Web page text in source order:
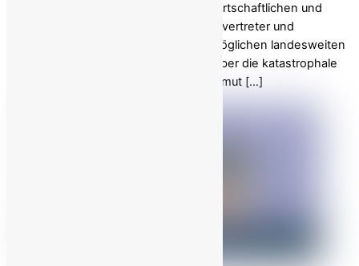
Angesichts der sich verschärfenden wirtschaftlichen und
sozialen Krise im Iran schlagen Regimevertreter und
Insider zunehmend Alarm vor einem möglichen landesweiten
Aufstand. Die wachsende Frustration über die katastrophale
Wirtschaftslage, die weit verbreitete Armut […]